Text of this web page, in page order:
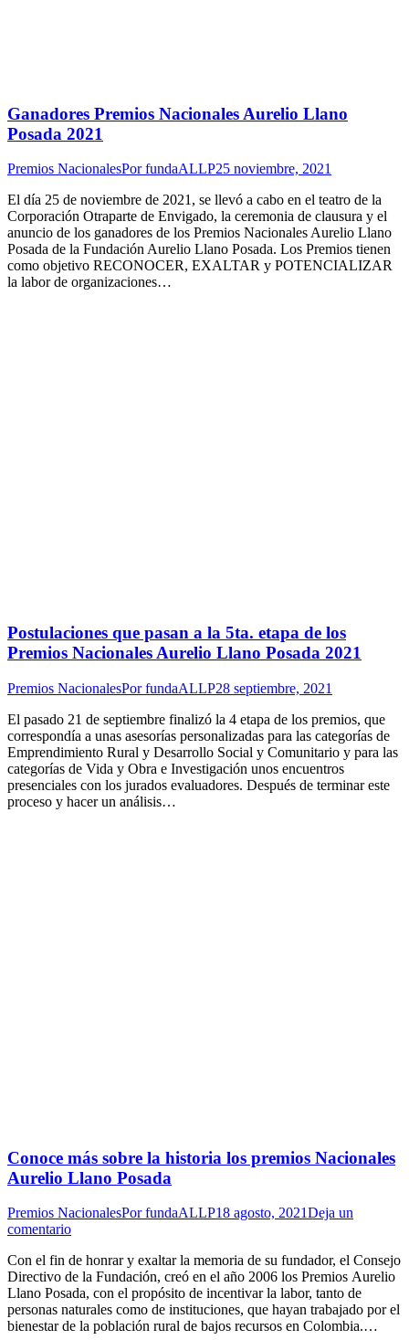
Ganadores Premios Nacionales Aurelio Llano
Posada 2021
Premios NacionalesPorfundaALLP25 noviembre, 2021
El día 25 de noviembre de 2021, se llevó a cabo en el teatro de la
Corporación Otraparte de Envigado, la ceremonia de clausura y el
anuncio de los ganadores de los Premios Nacionales Aurelio Llano
Posada de la Fundación Aurelio Llano Posada. Los Premios tienen
como objetivo RECONOCER, EXALTAR y POTENCIALIZAR
la labor de organizaciones…
Postulaciones que pasan a la 5ta. etapa de los
Premios Nacionales Aurelio Llano Posada 2021
Premios NacionalesPorfundaALLP28 septiembre, 2021
El pasado 21 de septiembre finalizó la 4 etapa de los premios, que
correspondía a unas asesorías personalizadas para las categorías de
Emprendimiento Rural y Desarrollo Social y Comunitario y para las
categorías de Vida y Obra e Investigación unos encuentros
presenciales con los jurados evaluadores. Después de terminar este
proceso y hacer un análisis…
Conoce más sobre la historia los premios Nacionales
Aurelio Llano Posada
Premios NacionalesPorfundaALLP18 agosto, 2021Deja un
comentario
Con el fin de honrar y exaltar la memoria de su fundador, el Consejo
Directivo de la Fundación, creó en el año 2006 los Premios Aurelio
Llano Posada, con el propósito de incentivar la labor, tanto de
personas naturales como de instituciones, que hayan trabajado por el
bienestar de la población rural de bajos recursos en Colombia.…